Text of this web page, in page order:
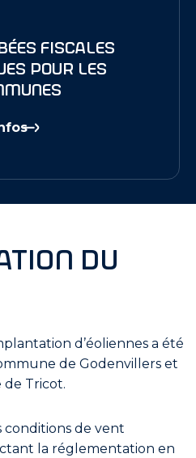
fiscales
pour les
du
d’éoliennes a été
de Godenvillers et
de Tricot.
conditions de vent
la réglementation en